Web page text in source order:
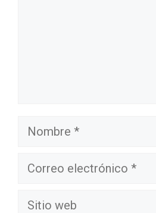
Nombre
Correo
Sitio